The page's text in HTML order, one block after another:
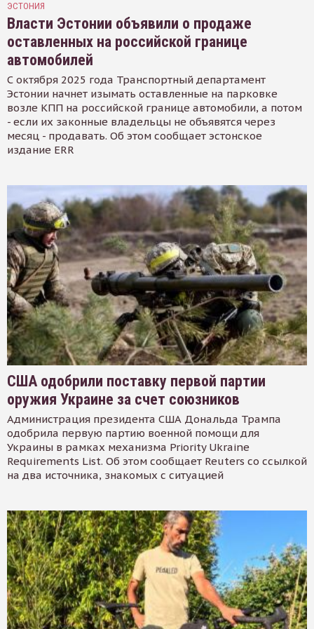
ЭСТОНИЯ
Власти Эстонии объявили о продаже
оставленных на российской границе
автомобилей
С октября 2025 года Транспортный департамент
Эстонии начнет изымать оставленные на парковке
возле КПП на российской границе автомобили, а потом
- если их законные владельцы не объявятся через
месяц - продавать. Об этом сообщает эстонское
издание ERR
США одобрили поставку первой партии
оружия Украине за счет союзников
Администрация президента США Дональда Трампа
одобрила первую партию военной помощи для
Украины в рамках механизма Priority Ukraine
Requirements List. Об этом сообщает Reuters со ссылкой
на два источника, знакомых с ситуацией